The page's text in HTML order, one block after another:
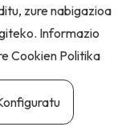
zure nabigazioa
Informazio
Cookien Politika